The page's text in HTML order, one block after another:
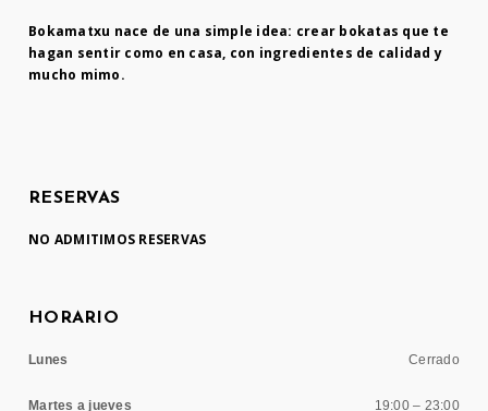
Bokamatxu nace de una simple idea: crear bokatas que te
hagan sentir como en casa, con ingredientes de calidad y
mucho mimo.
RESERVAS
NO ADMITIMOS RESERVAS
HORARIO
Lunes Cerrado
Martes a jueves 19:00 – 23:00